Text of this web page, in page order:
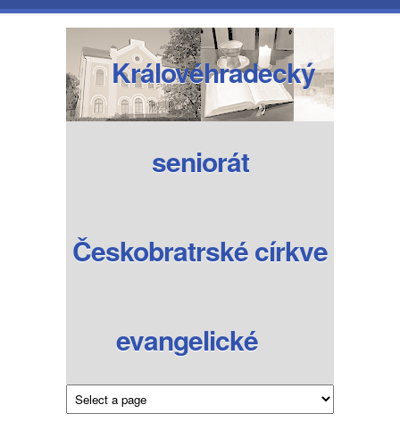
Přejít k hlavnímu obsahu
Královéhradecký
seniorát
Českobratrské církve
evangelické